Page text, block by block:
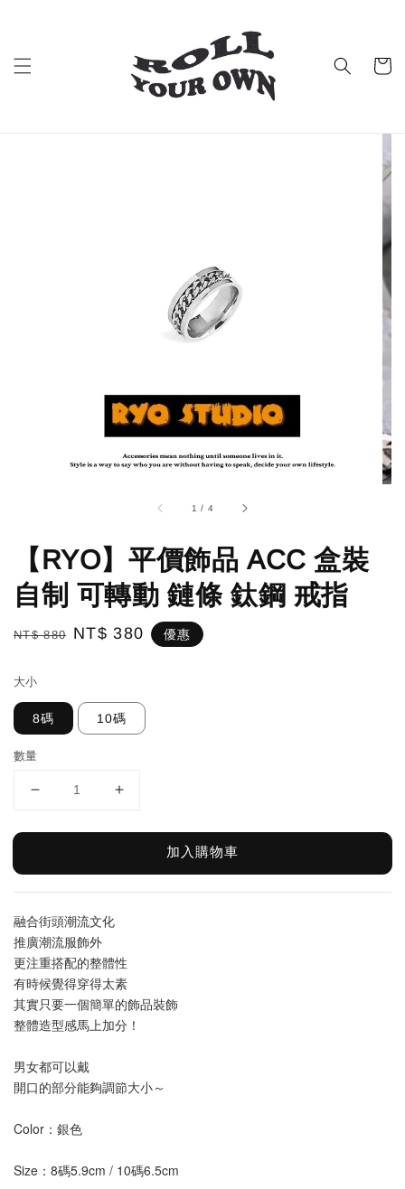
1 / 4
【RYO】平價飾品 ACC 盒裝
自制 可轉動 鏈條 鈦鋼 戒指
Regular
NT$ 880 Sale
NT$ 380 優惠
大小
8碼 10碼
數量
加入購物車
融合街頭潮流文化
推廣潮流服飾外
更注重搭配的整體性
有時候覺得穿得太素
其實只要一個簡單的飾品裝飾
整體造型感馬上加分！
男女都可以戴
開口的部分能夠調節大小～
Color：銀色
Size：8碼5.9cm / 10碼6.5cm